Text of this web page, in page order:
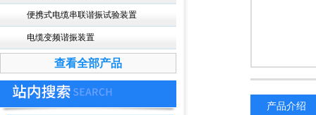
产品介绍
便携式电缆串联谐振试验装置
电缆变频谐振装置
查看全部产品